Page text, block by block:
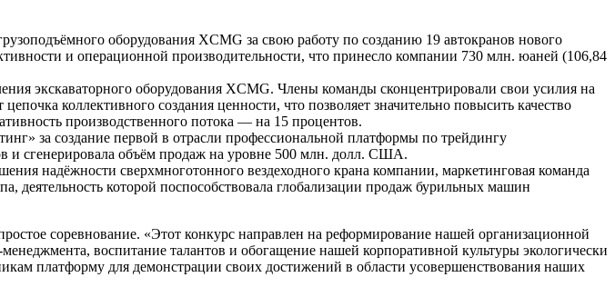
оборудования XCMG за свою работу по созданию 19 автокранов нового
и операционной производительности, что принесло компании 730 млн. юаней (106,84
экскаваторного оборудования XCMG. Члены команды сконцентрировали свои усилия на
коллективного создания ценности, что позволяет значительно повысить качество
производственного потока — на 15 процентов.
за создание первой в отрасли профессиональной платформы по трейдингу
и сгенерировала объём продаж на уровне 500 млн. долл. США.
надёжности сверхмноготонного вездеходного крана компании, маркетинговая команда
деятельность которой поспособствовала глобализации продаж бурильных машин
соревнование. «Этот конкурс направлен на реформирование нашей организационной
воспитание талантов и обогащение нашей корпоративной культуры экологически
платформу для демонстрации своих достижений в области усовершенствования наших